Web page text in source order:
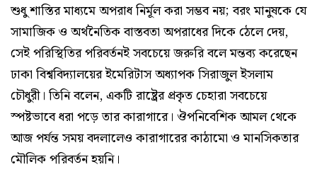
শুধু শাস্তির মাধ্যমে অপরাধ নির্মূল করা সম্ভব নয়; বরং মানুষকে যে
সামাজিক ও অর্থনৈতিক বাস্তবতা অপরাধের দিকে ঠেলে দেয়,
সেই পরিস্থিতির পরিবর্তনই সবচেয়ে জরুরি বলে মন্তব্য করেছেন
ঢাকা বিশ্ববিদ্যালয়ের ইমেরিটাস অধ্যাপক সিরাজুল ইসলাম
চৌধুরী। তিনি বলেন, একটি রাষ্ট্রের প্রকৃত চেহারা সবচেয়ে
স্পষ্টভাবে ধরা পড়ে তার কারাগারে। ঔপনিবেশিক আমল থেকে
আজ পর্যন্ত সময় বদলালেও কারাগারের কাঠামো ও মানসিকতার
মৌলিক পরিবর্তন হয়নি।